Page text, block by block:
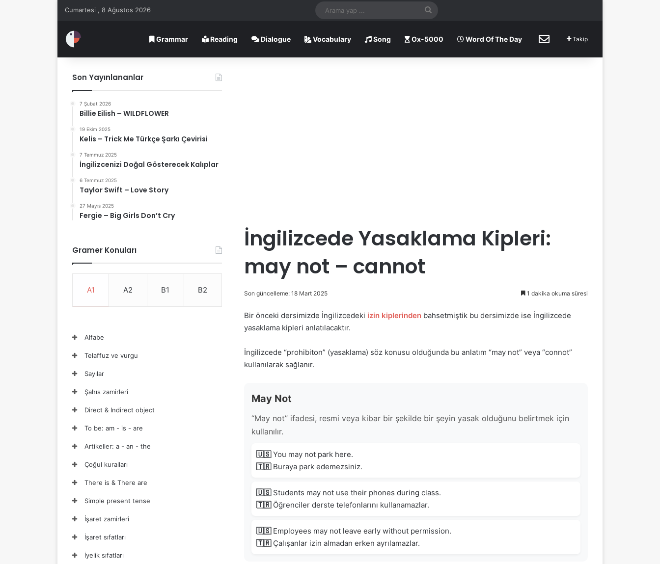
Cumartesi , 8 Ağustos 2026
...
Grammar Reading Dialogue Vocabulary Song Ox-5000 Word Of The Day İletişimTakip
İngilizcede Yasaklama Kipleri:
may not – cannot
Son güncelleme: 18 Mart 2025 1 dakika okuma süresi
Bir önceki dersimizde İngilizcedeki izin kiplerinden bahsetmiştik bu dersimizde ise İngilizcede
yasaklama kipleri anlatılacaktır.
İngilizcede “prohibiton” (yasaklama) söz konusu olduğunda bu anlatım “may not” veya “connot”
kullanılarak sağlanır.
May Not
“May not” ifadesi, resmi veya kibar bir şekilde bir şeyin yasak olduğunu belirtmek için
kullanılır.
🇺🇸You may not park here.
🇹🇷Buraya park edemezsiniz.
🇺🇸Students may not use their phones during class.
🇹🇷Öğrenciler derste telefonlarını kullanamazlar.
🇺🇸Employees may not leave early without permission.
🇹🇷Çalışanlar izin almadan erken ayrılamazlar.
Son Yayınlananlar
7 Şubat 2026
Billie Eilish – WILDFLOWER
19 Ekim 2025
Kelis – Trick Me Türkçe Şarkı Çevirisi
7 Temmuz 2025
İngilizcenizi Doğal Gösterecek Kalıplar
6 Temmuz 2025
Taylor Swift – Love Story
27 Mayıs 2025
Fergie – Big Girls Don’t Cry
Gramer Konuları
A1 A2 B1 B2
Alfabe
Telaffuz ve vurgu
Sayılar
Şahıs zamirleri
Direct & Indirect object
To be: am - is - are
Artikeller: a - an - the
Çoğul kuralları
There is & There are
Simple present tense
İşaret zamirleri
İşaret sıfatları
İyelik sıfatları